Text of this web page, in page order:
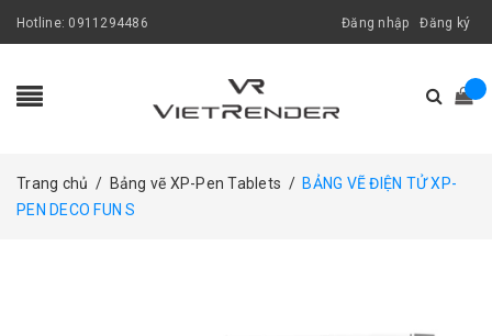
Hotline: 0911294486 Đăng nhập Đăng ký
Trang chủ / Bảng vẽ XP-Pen Tablets / BẢNG VẼ ĐIỆN TỬ XP-
PEN DECO FUN S